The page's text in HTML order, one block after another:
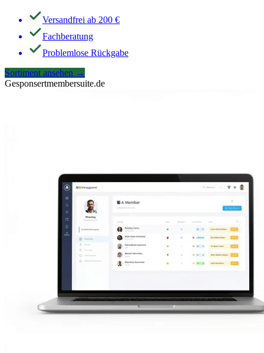
Versandfrei ab 200 €
Fachberatung
Problemlose Rückgabe
Sortiment ansehen →
Gesponsertmembersuite.de